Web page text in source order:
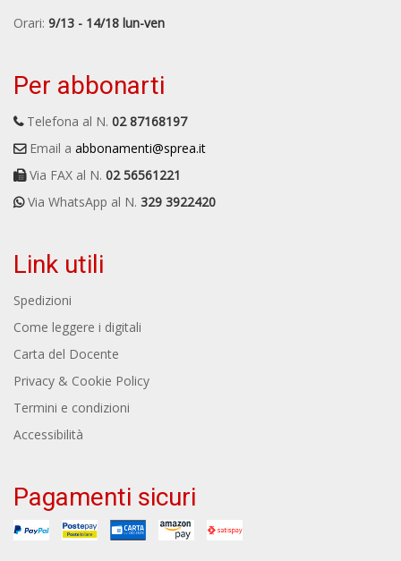
Orari: 9/13 - 14/18 lun-ven
Per abbonarti
Telefona al N. 02 87168197
Email a abbonamenti@sprea.it
Via FAX al N. 02 56561221
Via WhatsApp al N. 329 3922420
Link utili
Spedizioni
Come leggere i digitali
Carta del Docente
Privacy & Cookie Policy
Termini e condizioni
Accessibilità
Pagamenti sicuri